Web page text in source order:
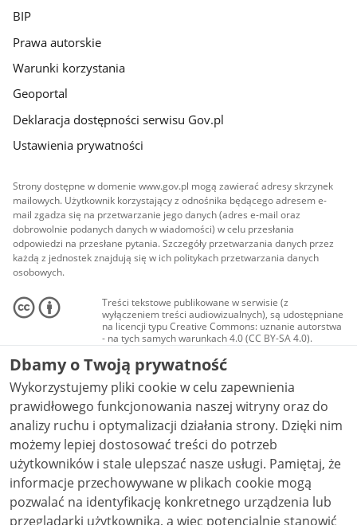
BIP
Prawa autorskie
Warunki korzystania
Geoportal
Deklaracja dostępności serwisu Gov.pl
Ustawienia prywatności
Strony dostępne w domenie www.gov.pl mogą zawierać adresy skrzynek
mailowych. Użytkownik korzystający z odnośnika będącego adresem e-
mail zgadza się na przetwarzanie jego danych (adres e-mail oraz
dobrowolnie podanych danych w wiadomości) w celu przesłania
odpowiedzi na przesłane pytania. Szczegóły przetwarzania danych przez
każdą z jednostek znajdują się w ich politykach przetwarzania danych
osobowych.
Treści tekstowe publikowane w serwisie (z
wyłączeniem treści audiowizualnych), są udostępniane
na licencji typu Creative Commons: uznanie autorstwa
- na tych samych warunkach 4.0 (CC BY-SA 4.0).
Materiały audiowizualne, w tym zdjęcia, materiały
audio i wideo, są udostępniane na licencji typu
Creative Commons: uznanie autorstwa użycie
niekomercyjne - bez utworów zależnych 4.0 (CC BY-
NC-ND 4.0), o ile nie jest to stwierdzone inaczej.
Dbamy o Twoją prywatność
Wykorzystujemy pliki cookie w celu zapewnienia
prawidłowego funkcjonowania naszej witryny oraz do
analizy ruchu i optymalizacji działania strony. Dzięki nim
możemy lepiej dostosować treści do potrzeb
użytkowników i stale ulepszać nasze usługi. Pamiętaj, że
informacje przechowywane w plikach cookie mogą
pozwalać na identyfikację konkretnego urządzenia lub
przeglądarki użytkownika, a więc potencjalnie stanowić